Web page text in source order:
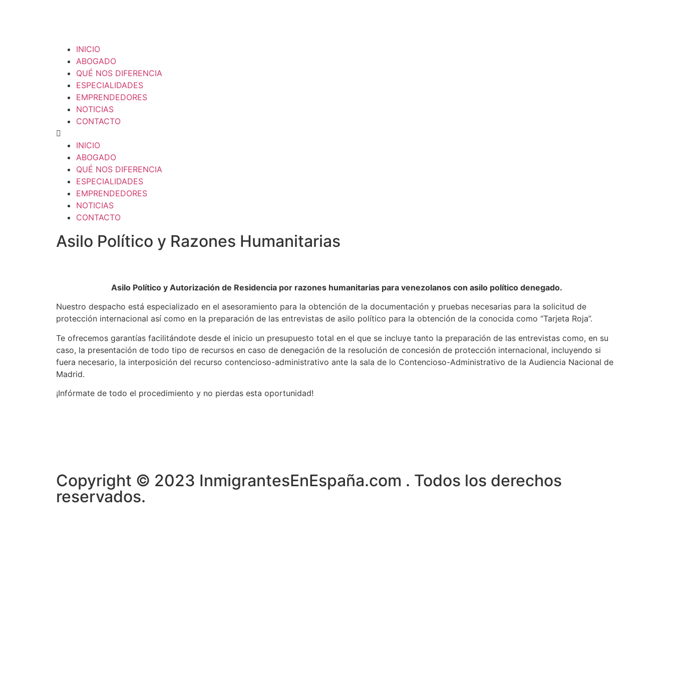
INICIO
ABOGADO
QUÉ NOS DIFERENCIA
ESPECIALIDADES
EMPRENDEDORES
NOTICIAS
CONTACTO
INICIO
ABOGADO
QUÉ NOS DIFERENCIA
ESPECIALIDADES
EMPRENDEDORES
NOTICIAS
CONTACTO
Asilo Político y Razones Humanitarias
Asilo Político y Autorización de Residencia por razones humanitarias para venezolanos con asilo político denegado.
Nuestro despacho está especializado en el asesoramiento para la obtención de la documentación y pruebas necesarias para la solicitud de
protección internacional así como en la preparación de las entrevistas de asilo político para la obtención de la conocida como “Tarjeta Roja”.
Te ofrecemos garantías facilitándote desde el inicio un presupuesto total en el que se incluye tanto la preparación de las entrevistas como, en su
caso, la presentación de todo tipo de recursos en caso de denegación de la resolución de concesión de protección internacional, incluyendo si
fuera necesario, la interposición del recurso contencioso-administrativo ante la sala de lo Contencioso-Administrativo de la Audiencia Nacional de
Madrid.
¡Infórmate de todo el procedimiento y no pierdas esta oportunidad!
Copyright © 2023 InmigrantesEnEspaña.com . Todos los derechos
reservados.